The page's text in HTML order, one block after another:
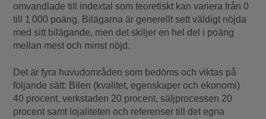
omvandlade till indextal som teoretiskt kan variera från 0
till 1 000 poäng. Bilägarna är generellt sett väldigt nöjda
med sitt bilägande, men det skiljer en hel del i poäng
mellan mest och minst nöjd.
Det är fyra huvudområden som bedöms och viktas på
följande sätt: Bilen (kvalitet, egenskaper och ekonomi)
40 procent, verkstaden 20 procent, säljprocessen 20
procent samt lojaliteten och referenser till det egna